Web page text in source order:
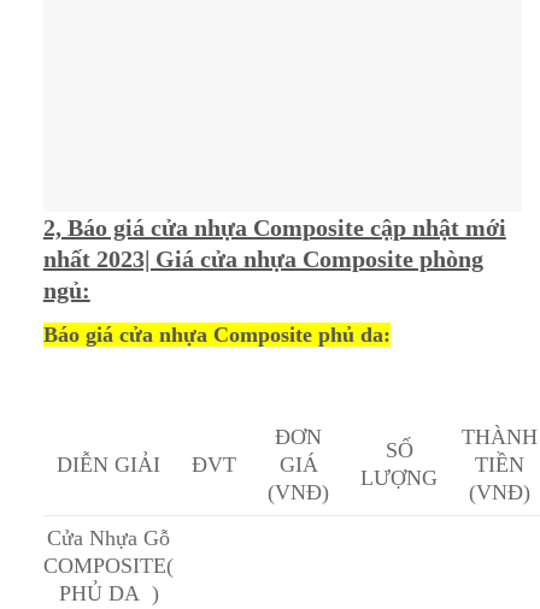
2, Báo giá cửa nhựa Composite cập nhật mới
nhất 2023| Giá cửa nhựa Composite phòng
ngủ:
Báo giá cửa nhựa Composite phủ da:
DIỄN GIẢI ĐVT
ĐƠN
GIÁ
(VNĐ)
SỐ
LƯỢNG
THÀNH
TIỀN
(VNĐ)
Cửa Nhựa Gỗ
COMPOSITE(
PHỦ DA )